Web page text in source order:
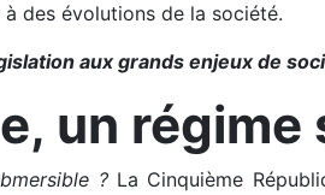
des évolutions de la société.
aux grands enjeux de
un régime
?La Cinquième